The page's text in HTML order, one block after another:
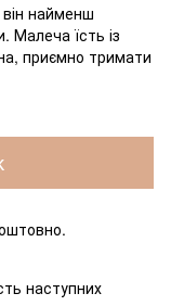
найменш
Малеча їсть із
приємно тримати
наступних